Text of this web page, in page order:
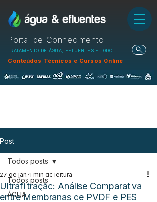
Portal de Conhecimento
TRATAMENTO DE ÁGUA, EFLUENTES E LODO
Conteúdos Técnicos e Cursos Online
Post
Todos posts
ÁGUA
Todos posts
Ultrafiltração: Análise Comparativa
entre Membranas de PVDF e PES
27 de jan. 1 min de leitura